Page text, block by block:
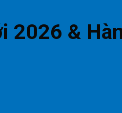
2026 &